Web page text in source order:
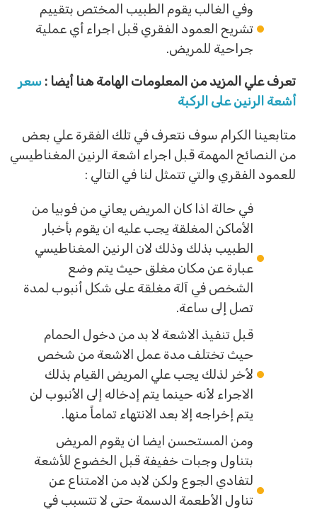
وفي الغالب يقوم الطبيب المختص بتقييم
تشريح العمود الفقري قبل اجراء أي عملية
جراحية للمريض.
تعرف علي المزيد من المعلومات الهامة هنا أيضا :سعر
أشعة الرنين على الركبة
متابعينا الكرام سوف نتعرف في تلك الفقرة علي بعض
من النصائح المهمة قبل اجراء اشعة الرنين المغناطيسي
للعمود الفقري والتي تتمثل لنا في التالي :
في حالة اذا كان المريض يعاني من فوبيا من
الأماكن المغلقة يجب عليه ان يقوم بأخبار
الطبيب بذلك وذلك لان الرنين المغناطيسي
عبارة عن مكان مغلق حيث يتم وضع
الشخص في آلة مغلقة على شكل أنبوب لمدة
تصل إلى ساعة.
قبل تنفيذ الاشعة لا بد من دخول الحمام
حيث تختلف مدة عمل الاشعة من شخص
لأخر لذلك يجب علي المريض القيام بذلك
الاجراء لأنه حينما يتم إدخاله إلى الأنبوب لن
يتم إخراجه إلا بعد الانتهاء تماماً منها.
ومن المستحسن ايضا ان يقوم المريض
بتناول وجبات خفيفة قبل الخضوع للأشعة
لتفادي الجوع ولكن لابد من الامتناع عن
تناول الأطعمة الدسمة حتى لا تتسبب في